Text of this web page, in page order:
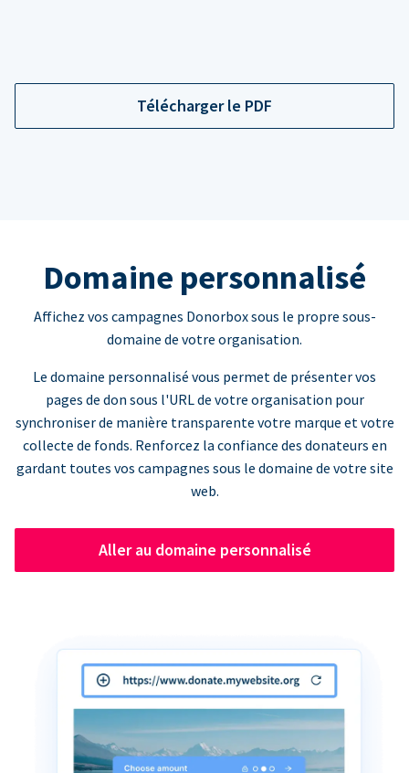
Télécharger le PDF
Domaine personnalisé
Affichez vos campagnes Donorbox sous le propre sous-
domaine de votre organisation.
Le domaine personnalisé vous permet de présenter vos
pages de don sous l'URL de votre organisation pour
synchroniser de manière transparente votre marque et votre
collecte de fonds. Renforcez la confiance des donateurs en
gardant toutes vos campagnes sous le domaine de votre site
web.
Aller au domaine personnalisé